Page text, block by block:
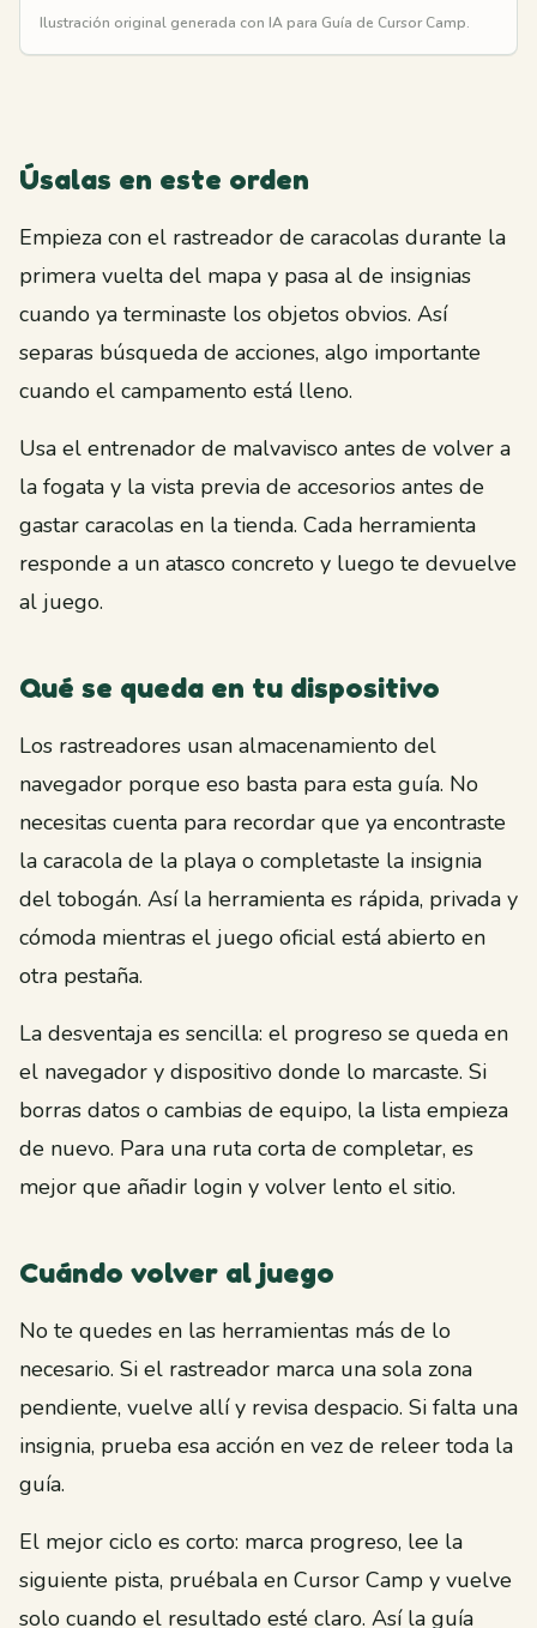
Ilustración original generada con IA para Guía de Cursor Camp.
Úsalas en este orden
Empieza con el rastreador de caracolas durante la
primera vuelta del mapa y pasa al de insignias
cuando ya terminaste los objetos obvios. Así
separas búsqueda de acciones, algo importante
cuando el campamento está lleno.
Usa el entrenador de malvavisco antes de volver a
la fogata y la vista previa de accesorios antes de
gastar caracolas en la tienda. Cada herramienta
responde a un atasco concreto y luego te devuelve
al juego.
Qué se queda en tu dispositivo
Los rastreadores usan almacenamiento del
navegador porque eso basta para esta guía. No
necesitas cuenta para recordar que ya encontraste
la caracola de la playa o completaste la insignia
del tobogán. Así la herramienta es rápida, privada y
cómoda mientras el juego oficial está abierto en
otra pestaña.
La desventaja es sencilla: el progreso se queda en
el navegador y dispositivo donde lo marcaste. Si
borras datos o cambias de equipo, la lista empieza
de nuevo. Para una ruta corta de completar, es
mejor que añadir login y volver lento el sitio.
Cuándo volver al juego
No te quedes en las herramientas más de lo
necesario. Si el rastreador marca una sola zona
pendiente, vuelve allí y revisa despacio. Si falta una
insignia, prueba esa acción en vez de releer toda la
guía.
El mejor ciclo es corto: marca progreso, lee la
siguiente pista, pruébala en Cursor Camp y vuelve
solo cuando el resultado esté claro. Así la guía